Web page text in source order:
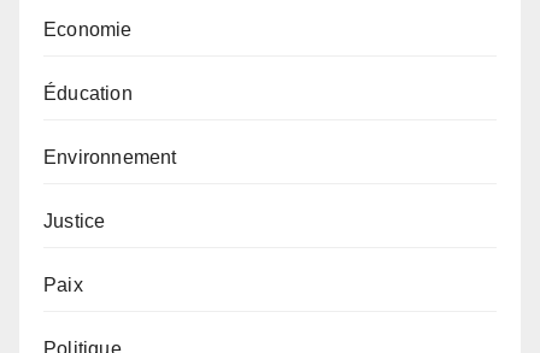
Economie
Éducation
Environnement
Justice
Paix
Politique